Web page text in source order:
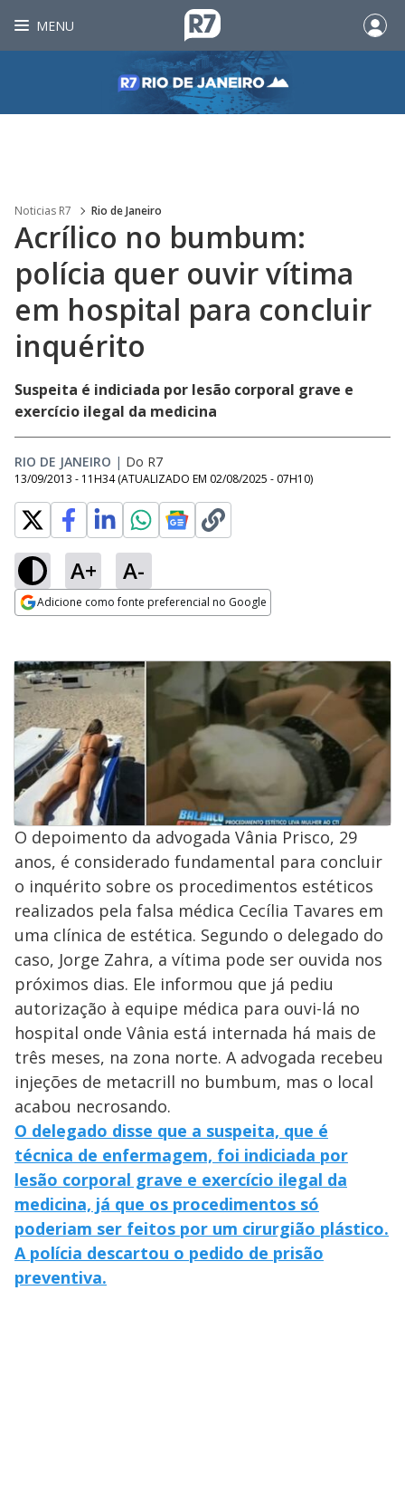
MENU
Noticias R7 Rio de Janeiro
Acrílico no bumbum:
polícia quer ouvir vítima
em hospital para concluir
inquérito
Suspeita é indiciada por lesão corporal grave e
exercício ilegal da medicina
RIO DE JANEIRO | Do R7
13/09/2013 - 11H34 (ATUALIZADO EM 02/08/2025 - 07H10)
A+ A-
Adicione como fonte preferencial no Google
O depoimento da advogada Vânia Prisco, 29
anos, é considerado fundamental para concluir
o inquérito sobre os procedimentos estéticos
realizados pela falsa médica Cecília Tavares em
uma clínica de estética. Segundo o delegado do
caso, Jorge Zahra, a vítima pode ser ouvida nos
próximos dias. Ele informou que já pediu
autorização à equipe médica para ouvi-lá no
hospital onde Vânia está internada há mais de
três meses, na zona norte. A advogada recebeu
injeções de metacrill no bumbum, mas o local
acabou necrosando.
O delegado disse que a suspeita, que é
técnica de enfermagem, foi indiciada por
lesão corporal grave e exercício ilegal da
medicina, já que os procedimentos só
poderiam ser feitos por um cirurgião plástico.
A polícia descartou o pedido de prisão
preventiva.